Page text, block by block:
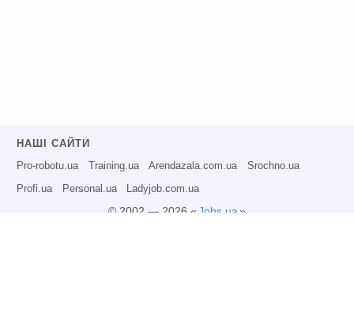
НАШІ САЙТИ
Pro-robotu.ua Training.ua Arendazala.com.ua Srochno.ua
Profi.ua Personal.ua Ladyjob.com.ua
© 2002 — 2026 « Jobs.ua»